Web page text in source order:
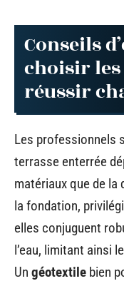
Conseils
choisir
réussir
Les professionnels
terrasse enterrée
matériaux que de
la fondation,
elles conjuguent
l’eau, limitant ainsi
Un géotextile bien